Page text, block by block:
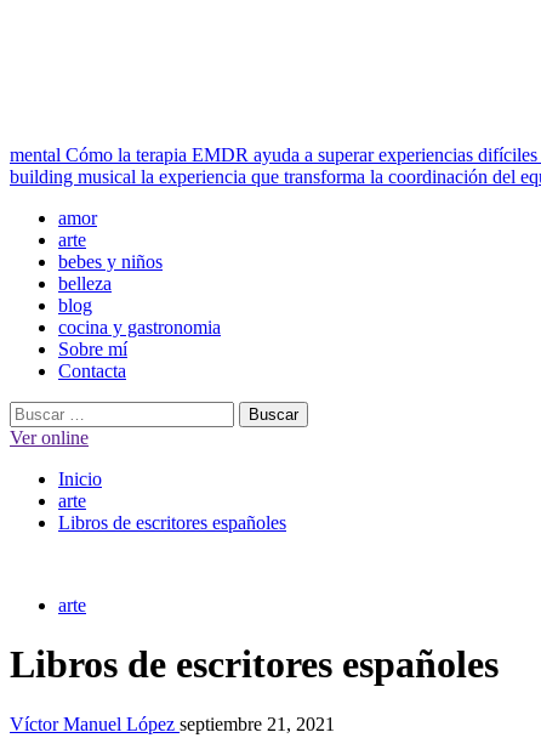
mental Cómo la terapia EMDR ayuda a superar experiencias difíciles
building musical la experiencia que transforma la coordinación del
Menú
principal
amor
arte
bebes y niños
belleza
blog
cocina y gastronomia
Sobre mí
Contacta
Buscar:
Ver online
Inicio
arte
Libros de escritores españoles
arte
Libros de escritores españoles
Víctor Manuel López septiembre 21, 2021